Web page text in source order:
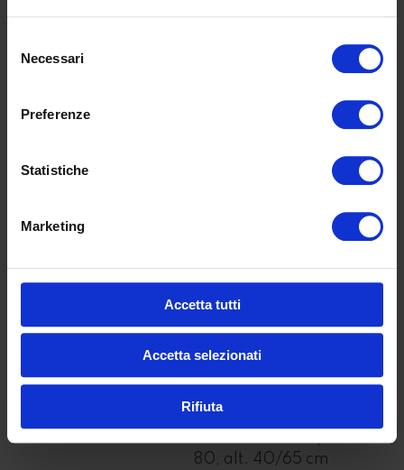
delNecessari
Preferenze
Statistiche
Marketing
Accetta tutti
Accetta selezionati
Rifiuta
Dimensioni altre
120 – max 350, prof.
120 – max 350, prof.
120 – max 350, prof.
1019E: sx largh. min.
120 – max 350, prof.
80, alt. 40/65 cm
1019E: dx largh. min.
120 – max 350, prof.
80, alt. 40/65 cm
1019F: sx largh. min.
1019F: dx largh. min.
80, alt. 40/65 cm